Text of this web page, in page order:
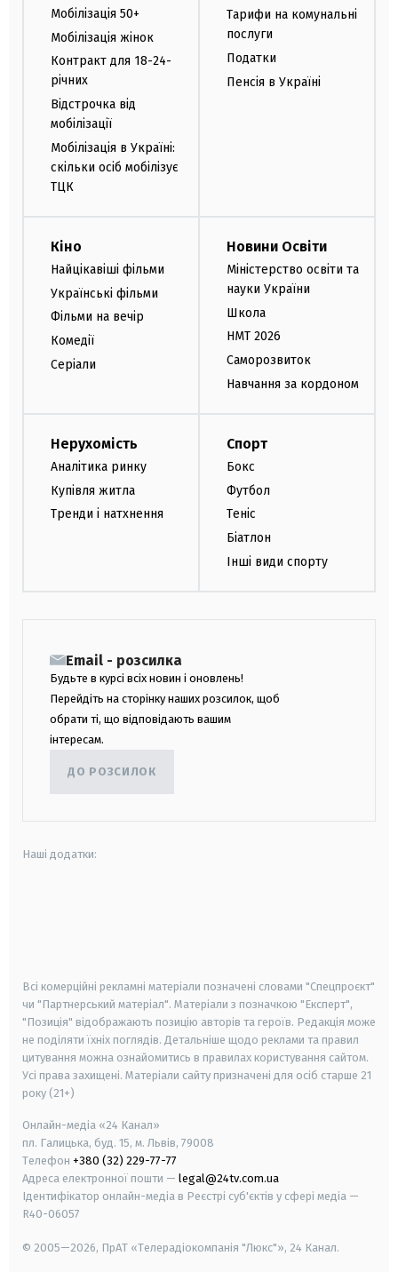
Мобілізація 50+
Мобілізація жінок
Контракт для 18-24-
річних
Відстрочка від
мобілізації
Мобілізація в Україні:
скільки осіб мобілізує
ТЦК
Тарифи на комунальні
послуги
Податки
Пенсія в Україні
Кіно
Найцікавіші фільми
Українські фільми
Фільми на вечір
Комедії
Серіали
Новини Освіти
Міністерство освіти та
науки України
Школа
НМТ 2026
Саморозвиток
Навчання за кордоном
Нерухомість
Аналітика ринку
Купівля житла
Тренди і натхнення
Спорт
Бокс
Футбол
Теніс
Біатлон
Інші види спорту
Email - розсилка
Будьте в курсі всіх новин і оновлень!
Перейдіть на сторінку наших розсилок, щоб
обрати ті, що відповідають вашим
інтересам.
ДО РОЗСИЛОК
Наші додатки:
Всі комерційні рекламні матеріали позначені словами "Спецпроєкт"
чи "Партнерський матеріал". Матеріали з позначкою "Експерт",
"Позиція" відображають позицію авторів та героїв. Редакція може
не поділяти їхніх поглядів. Детальніше щодо реклами та правил
цитування можна ознайомитись в правилах користування сайтом.
Усі права захищені. Матеріали сайту призначені для осіб старше 21
року (21+)
Онлайн-медіа «24 Канал»
пл. Галицька, буд. 15, м. Львів, 79008
Телефон +380 (32) 229-77-77
Адреса електронної пошти — legal@24tv.com.ua
Ідентифікатор онлайн-медіа в Реєстрі суб'єктів у сфері медіа —
R40-06057
© 2005—2026, ПрАТ «Телерадіокомпанія "Люкс"», 24 Канал.